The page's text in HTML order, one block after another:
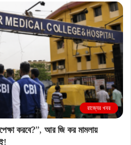
রাজ্যের খবর
করবে?”, আর জি কর মামলায়